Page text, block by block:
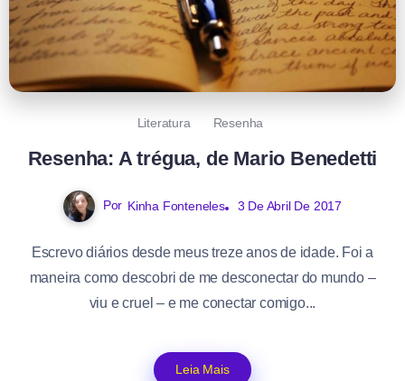
Literatura Resenha
Resenha: A trégua, de Mario Benedetti
Por Kinha Fonteneles 3 De Abril De 2017
Escrevo diários desde meus treze anos de idade. Foi a
maneira como descobri de me desconectar do mundo –
viu e cruel – e me conectar comigo...
Leia Mais